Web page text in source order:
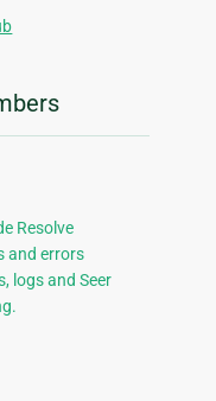
Resolve
and errors
logs and Seer